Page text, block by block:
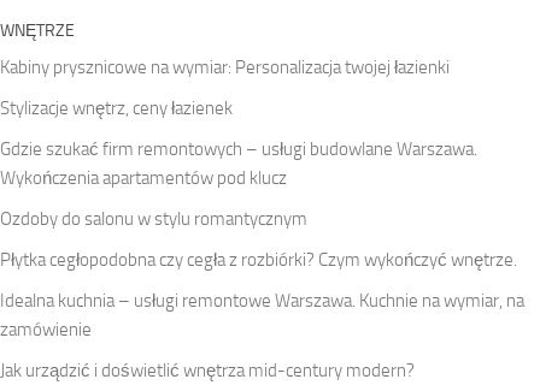
WNĘTRZE
Kabiny prysznicowe na wymiar: Personalizacja twojej łazienki
Stylizacje wnętrz, ceny łazienek
Gdzie szukać firm remontowych – usługi budowlane Warszawa.
Wykończenia apartamentów pod klucz
Ozdoby do salonu w stylu romantycznym
Płytka cegłopodobna czy cegła z rozbiórki? Czym wykończyć wnętrze.
Idealna kuchnia – usługi remontowe Warszawa. Kuchnie na wymiar, na
zamówienie
Jak urządzić i doświetlić wnętrza mid-century modern?